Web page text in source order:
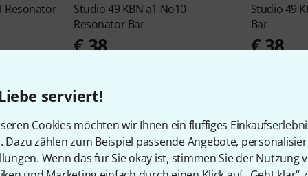
serviert!
Cookies möchten wir Ihnen ein fluffiges
Dazu zählen zum Beispiel passende Angebote,
Wenn das für Sie okay ist, stimmen Sie der Nutzung
Resonator
Studio 49 KBN a1 No10
Resonator Bar
€ 38
Studio 49
Bar
€ 38